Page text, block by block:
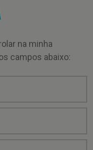
na minha
campos abaixo: